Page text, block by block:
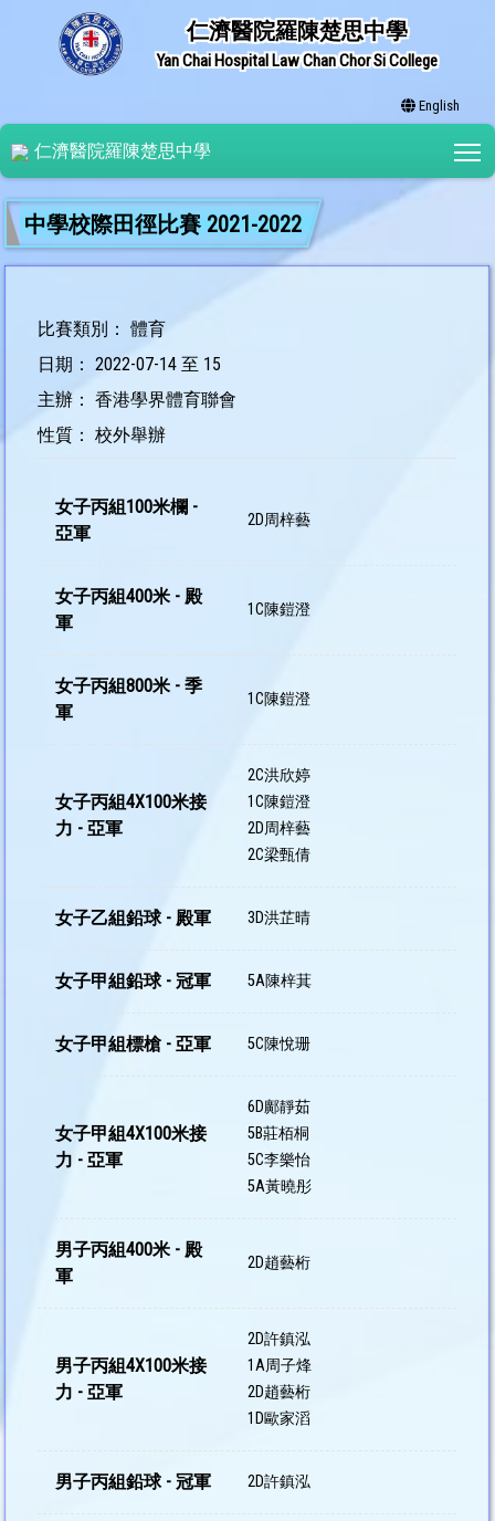
仁濟醫院羅陳楚思中學
Yan Chai Hospital Law Chan Chor Si College
English
仁濟醫院羅陳楚思中學
中學校際田徑比賽 2021-2022
比賽類別： 體育
日期： 2022-07-14 至 15
主辦： 香港學界體育聯會
性質： 校外舉辦
女子丙組100米欄 -
亞軍
2D周梓藝
女子丙組400米 - 殿
軍
1C陳鎧澄
女子丙組800米 - 季
軍
1C陳鎧澄
女子丙組4X100米接
力 - 亞軍
2C洪欣婷
1C陳鎧澄
2D周梓藝
2C梁甄倩
女子乙組鉛球 - 殿軍 3D洪芷晴
女子甲組鉛球 - 冠軍 5A陳梓萁
女子甲組標槍 - 亞軍 5C陳悅珊
女子甲組4X100米接
力 - 亞軍
6D鄺靜茹
5B莊栢桐
5C李樂怡
5A黃曉彤
男子丙組400米 - 殿
軍
2D趙藝桁
男子丙組4X100米接
力 - 亞軍
2D許鎮泓
1A周子烽
2D趙藝桁
1D歐家滔
男子丙組鉛球 - 冠軍 2D許鎮泓